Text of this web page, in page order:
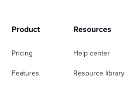
Product
Pricing
Features
Resources
Help center
Resource library